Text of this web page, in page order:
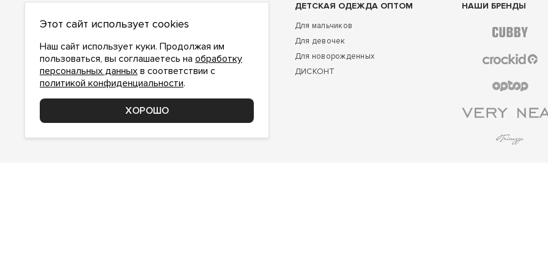
О НАС
О компании
Как сделать заказ
Условия работы
Доставка и оплата
Возврат
ДЕТСКАЯ ОДЕЖДА ОПТОМ
Для мальчиков
Для девочек
Для новорожденных
ДИСКОНТ
НАШИ БРЕНДЫ
Этот сайт использует cookies
Наш сайт использует куки. Продолжая им
пользоваться, вы соглашаетесь на обработку
персональных данных в соответствии с
политикой конфиденциальности.
ХОРОШО